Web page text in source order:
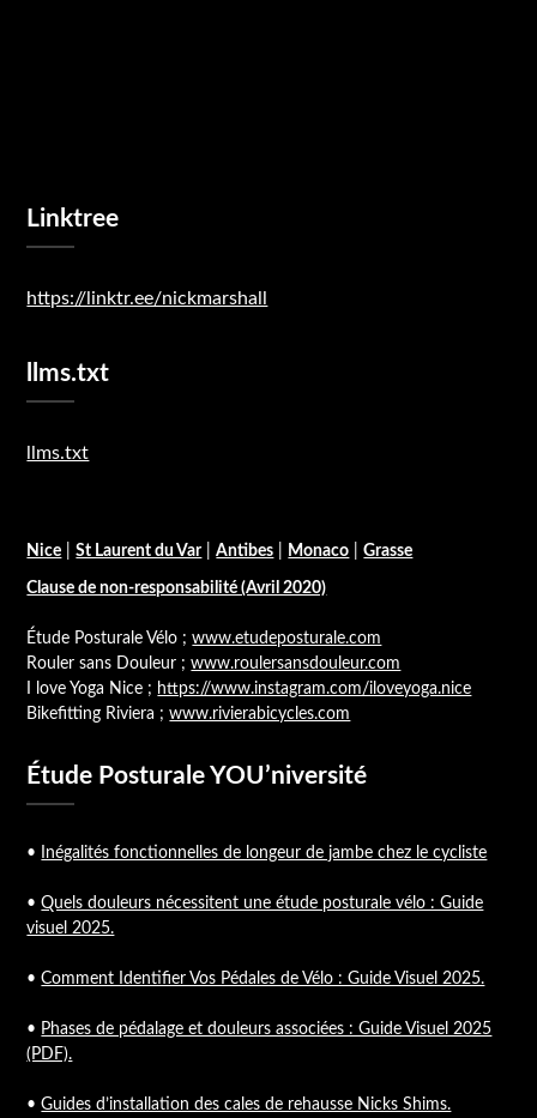
Linktree
https://linktr.ee/nickmarshall
llms.txt
llms.txt
Nice |St Laurent du Var|Antibes Monaco |Grasse
Clause de non-responsabilité (Avril 2020)
Étude Posturale Vélo ;www.etudeposturale.com
Rouler sans Douleur ;www.roulersansdouleur.com
I love Yoga Nice ; https://www.instagram.com/iloveyoga.nice
Bikefitting Riviera ;www.rivierabicycles.com
Étude Posturale YOU’niversité
• Inégalités fonctionnelles de longeur de jambe chez le cycliste
•Quels douleurs nécessitent une étude posturale vélo : Guide
visuel 2025.
•Comment Identifier Vos Pédales de Vélo : Guide Visuel 2025.
• Phases de pédalage et douleurs associées : Guide Visuel 2025
(PDF).
•Guides d’installation des cales de rehausse Nicks Shims.